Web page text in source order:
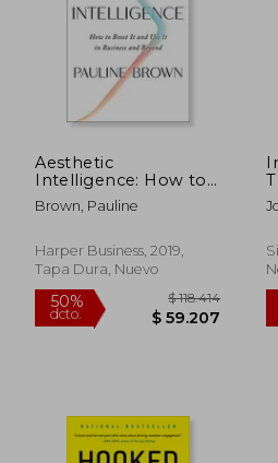
Aesthetic
Intelligence: How to
Boost it and use it in
Business and Beyond
Brown, Pauline
Harper Business, 2019,
Tapa Dura, Nuevo